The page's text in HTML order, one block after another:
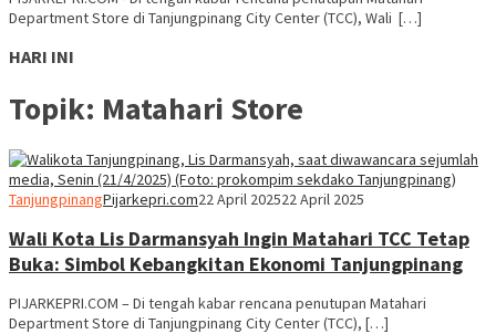
Department Store di Tanjungpinang City Center (TCC), Wali […]
HARI INI
Topik: Matahari Store
TanjungpinangPijarkepri.com22 April 202522 April 2025
Wali Kota Lis Darmansyah Ingin Matahari TCC Tetap
Buka: Simbol Kebangkitan Ekonomi Tanjungpinang
PIJARKEPRI.COM – Di tengah kabar rencana penutupan Matahari
Department Store di Tanjungpinang City Center (TCC), […]